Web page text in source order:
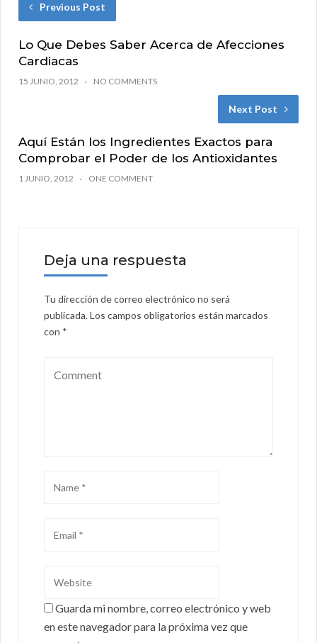
Previous Post
Lo Que Debes Saber Acerca de Afecciones
Cardiacas
15 JUNIO, 2012 NO COMMENTS
Next Post
Aquí Están los Ingredientes Exactos para
Comprobar el Poder de los Antioxidantes
1 JUNIO, 2012 ONE COMMENT
Deja una respuesta
Tu dirección de correo electrónico no será
publicada.Los campos obligatorios están marcados
con *
Guarda mi nombre, correo electrónico y web
en este navegador para la próxima vez que